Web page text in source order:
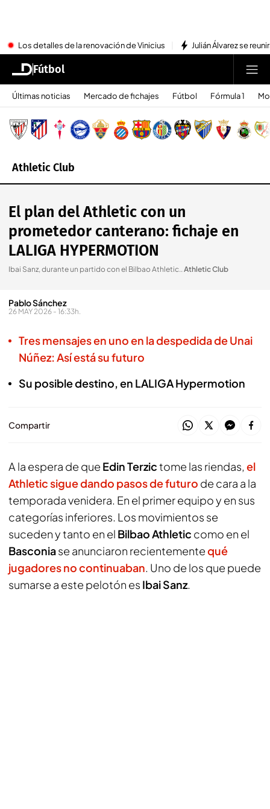
Los detalles de la renovación de Vinicius Julián Álvarez se
Fútbol
Últimas noticias Mercado de fichajes Fútbol Fórmula 1
Athletic Club
El plan del Athletic con un
prometedor canterano: fichaje en
LALIGA HYPERMOTION
Ibai Sanz, durante un partido con el Bilbao Athletic..Athletic Club
Pablo Sánchez
26 MAY 2026 - 16:33h.
Tres mensajes en uno en la despedida de Unai
Núñez: Así está su futuro
Su posible destino, en LALIGA Hypermotion
Compartir
A la espera de que Edin Terzictome las riendas, el
Athletic sigue dando pasos de futuro de cara a la
temporada venidera. En el primer equipo y en sus
categorías inferiores. Los movimientos se
suceden y tanto en el Bilbao Athletic como en el
Basconiase anunciaron recientementequé
jugadores no continuaban. Uno de los que puede
sumarse a este pelotón es Ibai Sanz.